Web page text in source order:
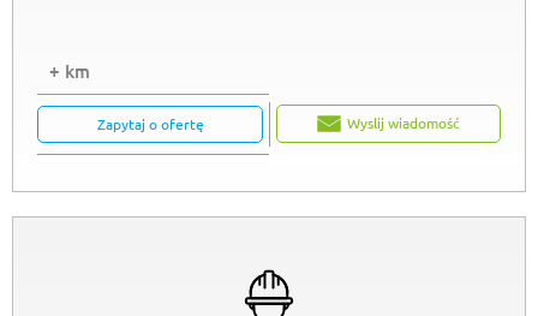
+ km
Zapytaj o ofertę Wyslij wiadomość